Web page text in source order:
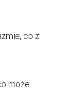
co z
może